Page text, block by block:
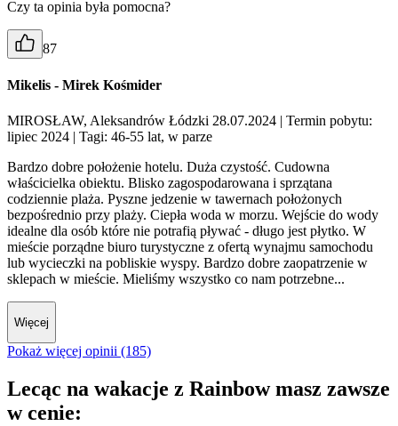
Czy ta opinia była pomocna?
87
Mikelis - Mirek Kośmider
MIROSŁAW, Aleksandrów Łódzki 28.07.2024 | Termin pobytu:
lipiec 2024 | Tagi: 46-55 lat, w parze
Bardzo dobre położenie hotelu. Duża czystość. Cudowna
właścicielka obiektu. Blisko zagospodarowana i sprzątana
codziennie plaża. Pyszne jedzenie w tawernach położonych
bezpośrednio przy plaży. Ciepła woda w morzu. Wejście do wody
idealne dla osób które nie potrafią pływać - długo jest płytko. W
mieście porządne biuro turystyczne z ofertą wynajmu samochodu
lub wycieczki na pobliskie wyspy. Bardzo dobre zaopatrzenie w
sklepach w mieście. Mieliśmy wszystko co nam potrzebne...
Więcej
Pokaż więcej opinii (185)
Lecąc na wakacje z Rainbow masz zawsze
w cenie: